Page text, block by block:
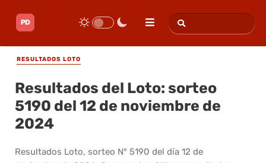
RESULTADOS LOTO
Resultados del Loto: sorteo
5190 del 12 de noviembre de
2024
Resultados Loto, sorteo N° 5190 del día 12 de